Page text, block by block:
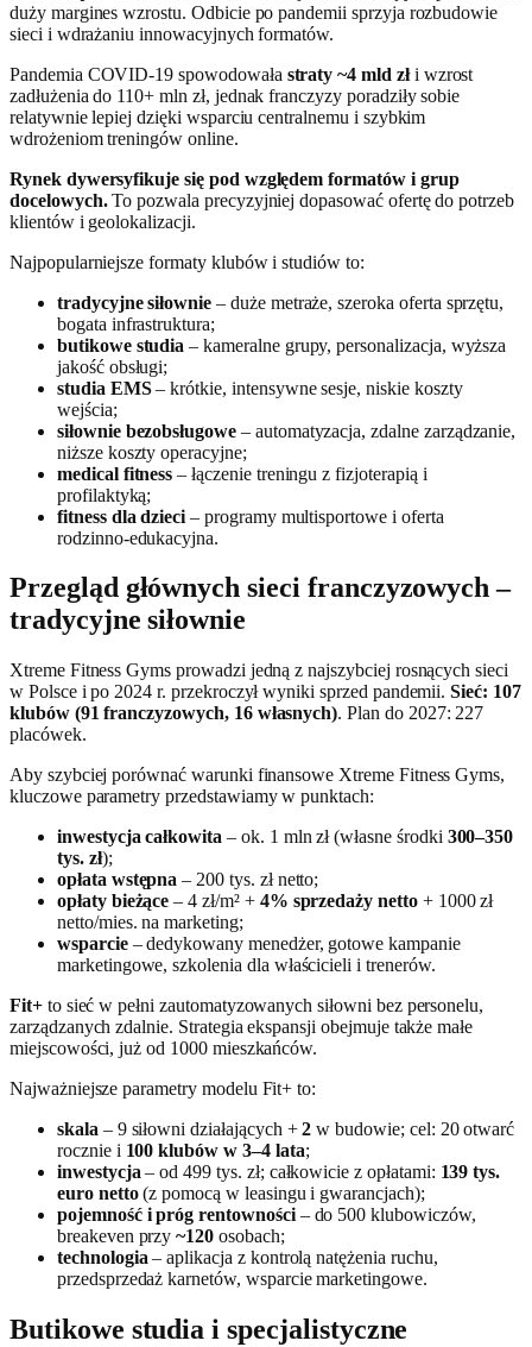
duży margines wzrostu. Odbicie po pandemii sprzyja rozbudowie
sieci i wdrażaniu innowacyjnych formatów.
Pandemia COVID‑19 spowodowała straty ~4 mld złi wzrost
zadłużenia do 110+ mln zł, jednak franczyzy poradziły sobie
relatywnie lepiej dzięki wsparciu centralnemu i szybkim
wdrożeniom treningów online.
Rynek dywersyfikuje się pod względem formatów i grup
docelowych.To pozwala precyzyjniej dopasować ofertę do potrzeb
klientów i geolokalizacji.
Najpopularniejsze formaty klubów i studiów to:
tradycyjne siłownie – duże metraże, szeroka oferta sprzętu,
bogata infrastruktura;
butikowe studia – kameralne grupy, personalizacja, wyższa
jakość obsługi;
studia EMS– krótkie, intensywne sesje, niskie koszty
wejścia;
siłownie bezobsługowe – automatyzacja, zdalne zarządzanie,
niższe koszty operacyjne;
medical fitness – łączenie treningu z fizjoterapią i
profilaktyką;
fitness dla dzieci – programy multisportowe i oferta
rodzinno‑edukacyjna.
Przegląd głównych sieci franczyzowych –
tradycyjne siłownie
Xtreme Fitness Gyms prowadzi jedną z najszybciej rosnących sieci
w Polsce i po 2024 r. przekroczył wyniki sprzed pandemii.Sieć: 107
klubów (91 franczyzowych, 16 własnych). Plan do 2027: 227
placówek.
Aby szybciej porównać warunki finansowe Xtreme Fitness Gyms,
kluczowe parametry przedstawiamy w punktach:
inwestycja całkowita – ok. 1 mln zł (własne środki 300–350
tys. zł);
opłata wstępna – 200 tys. zł netto;
opłaty bieżące – 4 zł/m² + 4% sprzedaży netto+ 1000 zł
netto/mies. na marketing;
wsparcie– dedykowany menedżer, gotowe kampanie
marketingowe, szkolenia dla właścicieli i trenerów.
Fit+to sieć w pełni zautomatyzowanych siłowni bez personelu,
zarządzanych zdalnie. Strategia ekspansji obejmuje także małe
miejscowości, już od 1000 mieszkańców.
Najważniejsze parametry modelu Fit+ to:
skala – 9 siłowni działających +2 w budowie; cel: 20 otwarć
rocznie i 100 klubów w 3–4 lata;
inwestycja – od 499 tys. zł; całkowicie z opłatami: 139 tys.
euro netto(z pomocą w leasingu i gwarancjach);
pojemność i próg rentowności– do 500 klubowiczów,
breakeven przy~120 osobach;
technologia – aplikacja z kontrolą natężenia ruchu,
przedsprzedaż karnetów, wsparcie marketingowe.
Butikowe studia i specjalistyczne